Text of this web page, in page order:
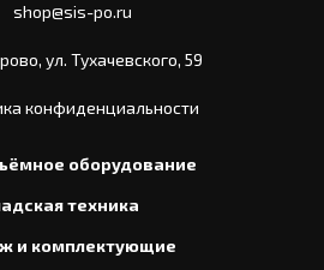
shop@sis-po.ru
ул. Тухачевского, 59
конфиденциальности
оборудование
техника
и комплектующие